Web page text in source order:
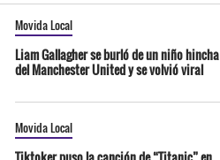
Movida Local
Liam Gallagher se burló de un niño hincha
del Manchester United y se volvió viral
Movida Local